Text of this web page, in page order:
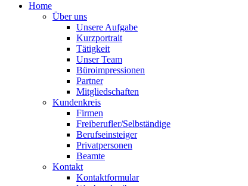
Home
Über uns
Unsere Aufgabe
Kurzportrait
Tätigkeit
Unser Team
Büroimpressionen
Partner
Mitgliedschaften
Kundenkreis
Firmen
Freiberufler/Selbständige
Berufseinsteiger
Privatpersonen
Beamte
Kontakt
Kontaktformular